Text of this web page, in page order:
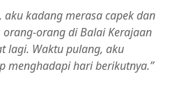
aku kadang merasa capek dan
orang di Balai Kerajaan
lagi. Waktu pulang, aku
menghadapi hari berikutnya.”​